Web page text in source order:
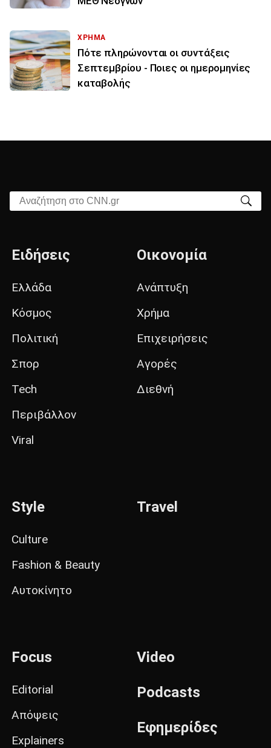
ΧΡΗΜΑ
Πότε πληρώνονται οι συντάξεις
Σεπτεμβρίου - Ποιες οι ημερομηνίες
καταβολής
Αναζήτηση στο CNN.gr
Ειδήσεις
Ελλάδα
Κόσμος
Πολιτική
Σπορ
Tech
Περιβάλλον
Viral
Οικονομία
Ανάπτυξη
Χρήμα
Επιχειρήσεις
Αγορές
Διεθνή
Style
Culture
Fashion & Beauty
Αυτοκίνητο
Travel
Focus
Editorial
Απόψεις
Explainers
Video
Podcasts
Εφημερίδες